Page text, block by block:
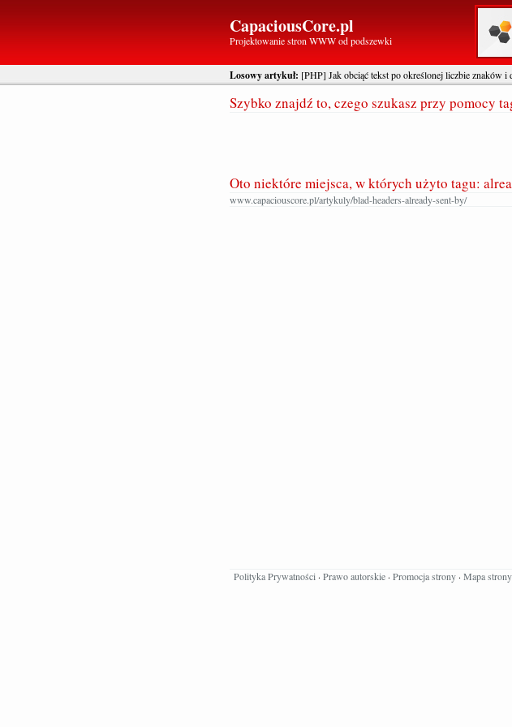
CapaciousCore.pl
Projektowanie stron WWW od podszewki
Losowy artykuł: [PHP] Jak obciąć tekst po określonej liczbie znaków i
Szybko znajdź to, czego szukasz przy pomocy
Oto niektóre miejsca, w których użyto tagu:
www.capaciouscore.pl/artykuly/blad-headers-already-sent-by/
Polityka Prywatności · Prawo autorskie · Promocja strony · Mapa strony